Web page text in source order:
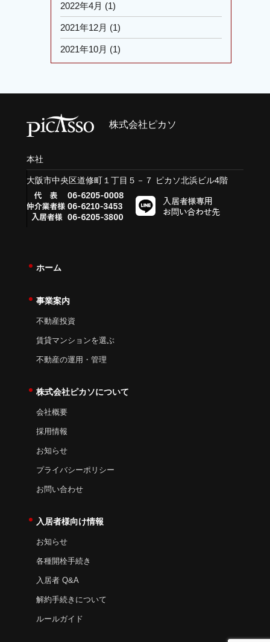
2022年4月 (1)
2021年12月 (1)
2021年10月 (1)
株式会社ピカソ
本社
大阪市中央区道修町１丁目５－７ ピカソ北浜ビル4階
ホーム
事業案内
不動産投資
賃貸マンションを選ぶ
不動産の運用・管理
株式会社ピカソについて
会社概要
採用情報
お知らせ
プライバシーポリシー
お問い合わせ
入居者様向け情報
お知らせ
各種開栓手続き
入居者 Q&A
解約手続きについて
ルールガイド